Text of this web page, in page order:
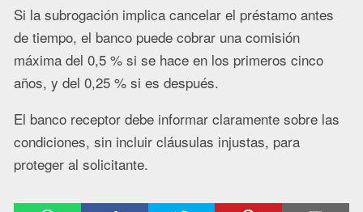
Si la subrogación implica cancelar el préstamo antes
de tiempo, el banco puede cobrar una comisión
máxima del 0,5 % si se hace en los primeros cinco
años, y del 0,25 % si es después.
El banco receptor debe informar claramente sobre las
condiciones, sin incluir cláusulas injustas, para
proteger al solicitante.